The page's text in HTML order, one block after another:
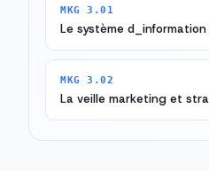
MKG 3.01
Le système
MKG 3.02
La veille marketing et